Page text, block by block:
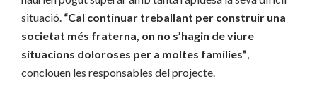
situació. “Cal continuar treballant per construir una
societat més fraterna, on no s’hagin de viure
situacions doloroses per a moltes famílies”
conclouen les responsables del projecte.